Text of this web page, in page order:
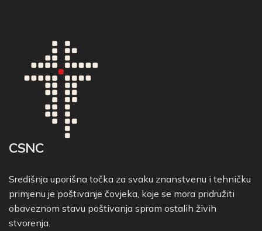
CSNC
Središnja uporišna točka za svaku znanstvenu i tehničku
primjenu je poštivanje čovjeka, koje se mora pridružiti
obaveznom stavu poštivanja spram ostalih živih
stvorenja.